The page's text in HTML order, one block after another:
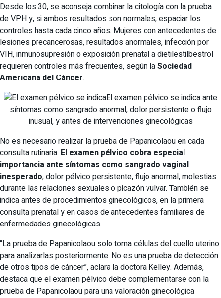
Desde los 30, se aconseja combinar la citología con la prueba
de VPH y, si ambos resultados son normales, espaciar los
controles hasta cada cinco años. Mujeres con antecedentes de
lesiones precancerosas, resultados anormales, infección por
VIH, inmunosupresión o exposición prenatal a dietilestilbestrol
requieren controles más frecuentes, según laSociedad
Americana del Cáncer.
El examen pélvico se indica ante
síntomas como sangrado anormal, dolor persistente o flujo
inusual, y antes de intervenciones ginecológicas
No es necesario realizar la prueba de Papanicolaou en cada
consulta rutinaria. El examen pélvico cobra especial
importancia ante síntomas como sangrado vaginal
inesperado, dolor pélvico persistente, flujo anormal, molestias
durante las relaciones sexuales o picazón vulvar. También se
indica antes de procedimientos ginecológicos, en la primera
consulta prenatal y en casos de antecedentes familiares de
enfermedades ginecológicas.
“La prueba de Papanicolaou solo toma células del cuello uterino
para analizarlas posteriormente. No es una prueba de detección
de otros tipos de cáncer”, aclara la doctora Kelley. Además,
destaca que el examen pélvico debe complementarse con la
prueba de Papanicolaou para una valoración ginecológica